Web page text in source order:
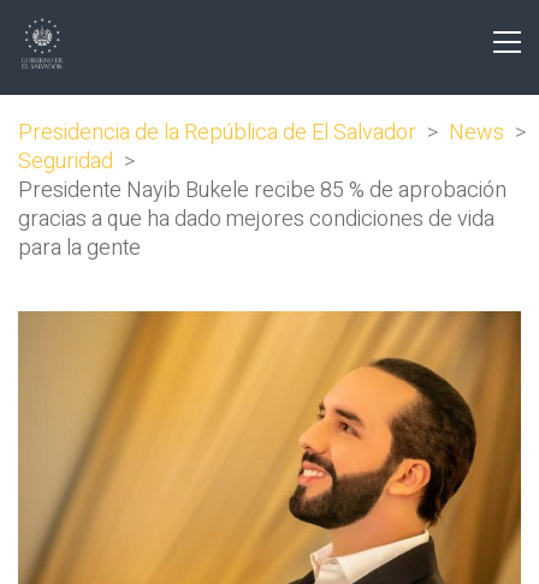
Presidencia de la República de El Salvador > News >
Seguridad >
Presidente Nayib Bukele recibe 85 % de aprobación
gracias a que ha dado mejores condiciones de vida
para la gente